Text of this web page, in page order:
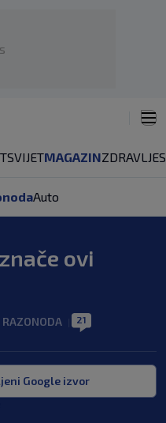
SVIJETMAGAZINZDRAVLJE
Auto
ovi
RAZONODA 21
Google izvor